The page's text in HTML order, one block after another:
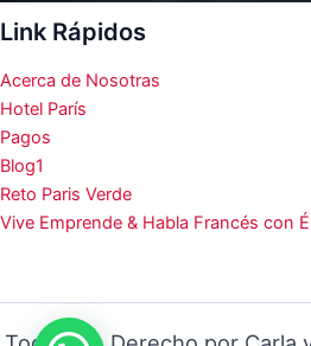
Link Rápidos
Acerca de Nosotras
Hotel París
Pagos
Blog1
Reto Paris Verde
Vive Emprende & Habla Francés con